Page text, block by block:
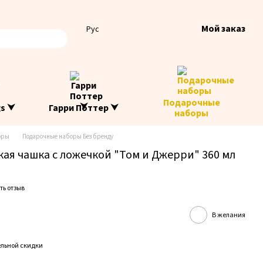
Рус Мой заказ
⮟ Гарри Поттер ⮟
Подарочные
наборы
Подарочные наборы Без бренду
чашка с ложечкой "Том и Джерри" 360 мл
отзыв
В желания
скидки